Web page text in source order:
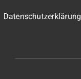
Datenschutzerklärung